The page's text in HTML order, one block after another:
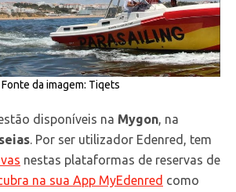
Fonte da imagem: Tiqets
disponíveis na Mygon , na
. Por ser utilizador Edenred, tem
nestas plataformas de reservas de
na sua App MyEdenred como